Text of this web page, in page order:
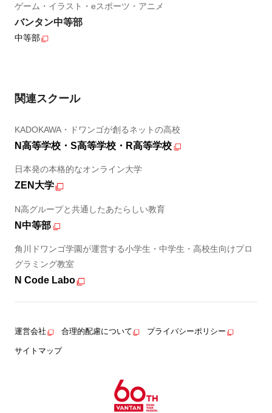
ゲーム・イラスト・eスポーツ・アニメ
バンタン中等部
中等部
関連スクール
KADOKAWA・ドワンゴが創るネットの高校
N高等学校・S高等学校・R高等学校
日本発の本格的なオンライン大学
ZEN大学
N高グループと共通したあたらしい教育
N中等部
角川ドワンゴ学園が運営する小学生・中学生・高校生向けプロ
グラミング教室
N Code Labo
運営会社 合理的配慮について プライバシーポリシー
サイトマップ